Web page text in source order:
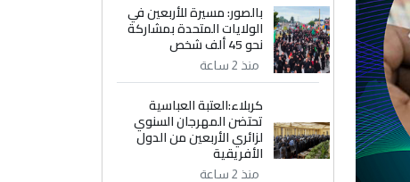
بالصور: مسيرة للأربعين في
الولايات المتحدة بمشاركة
نحو 45 ألف شخص
منذ 2 ساعة
كربلاء:العتبة العباسية
تحتضن المهرجان السنوي
لزائري الأربعين من الدول
الأفريقية
منذ 2 ساعة